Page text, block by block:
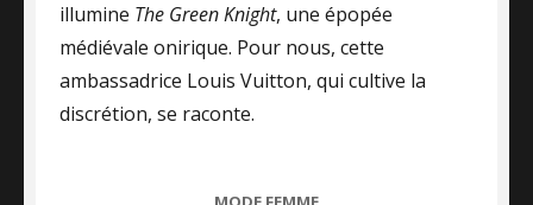
illumine The Green Knight, une épopée
médiévale onirique. Pour nous, cette
ambassadrice Louis Vuitton, qui cultive la
discrétion, se raconte.